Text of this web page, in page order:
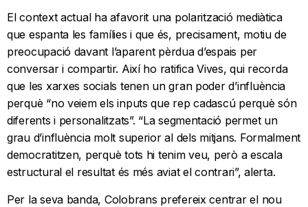
El context actual ha afavorit una polarització mediàtica
que espanta les famílies i que és, precisament, motiu de
preocupació davant l’aparent pèrdua d’espais per
conversar i compartir. Així ho ratifica Vives, qui recorda
que les xarxes socials tenen un gran poder d’influència
perquè “no veiem els inputs que rep cadascú perquè són
diferents i personalitzats”. “La segmentació permet un
grau d’influència molt superior al dels mitjans. Formalment
democratitzen, perquè tots hi tenim veu, però a escala
estructural el resultat és més aviat el contrari”, alerta.
Per la seva banda, Colobrans prefereix centrar el nou